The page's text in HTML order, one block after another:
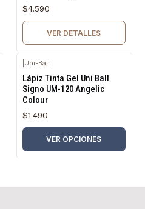
$4.590
VER DETALLES
Uni-Ball
Lápiz Tinta Gel Uni Ball
Signo UM-120 Angelic
Colour
$1.490
VER OPCIONES